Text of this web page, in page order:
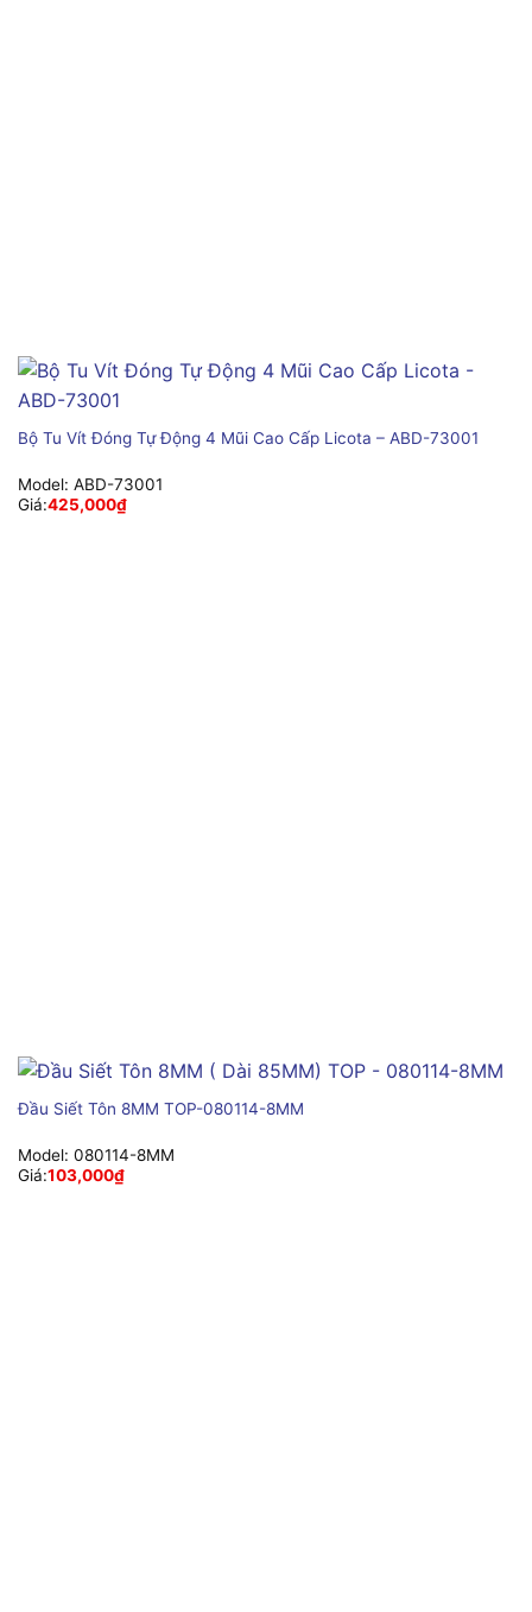
Bộ Tu Vít Đóng Tự Động 4 Mũi Cao Cấp Licota – ABD-73001
Model: ABD-73001
Giá:425,000₫
Đầu Siết Tôn 8MM TOP-080114-8MM
Model: 080114-8MM
Giá:103,000₫